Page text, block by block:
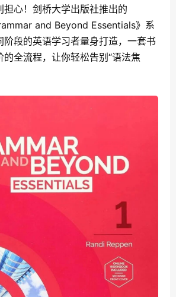
担心！剑桥大学出版社推出的
and Beyond Essentials》系
阶段的英语学习者量身打造，一套书
全流程，让你轻松告别“语法焦